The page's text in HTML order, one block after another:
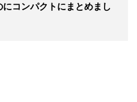
コンパクトにまとめまし